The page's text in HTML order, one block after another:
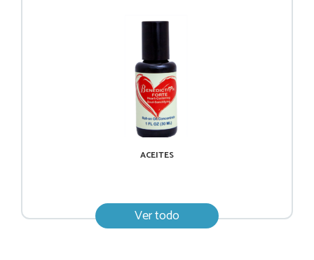
ACEITES
Ver todo